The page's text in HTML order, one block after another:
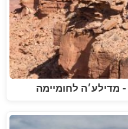
מדילע׳ה לחומיימה